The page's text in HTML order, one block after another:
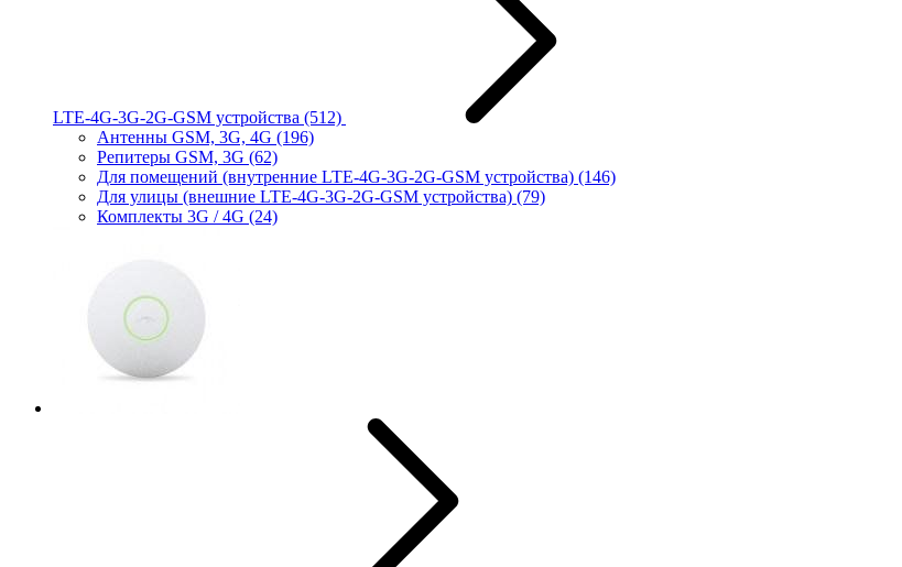
LTE-4G-3G-2G-GSM устройства (512)
Антенны GSM, 3G, 4G (196)
Репитеры GSM, 3G (62)
Для помещений (внутренние LTE-4G-3G-2G-GSM устройства) (146)
Для улицы (внешние LTE-4G-3G-2G-GSM устройства) (79)
Комплекты 3G / 4G (24)